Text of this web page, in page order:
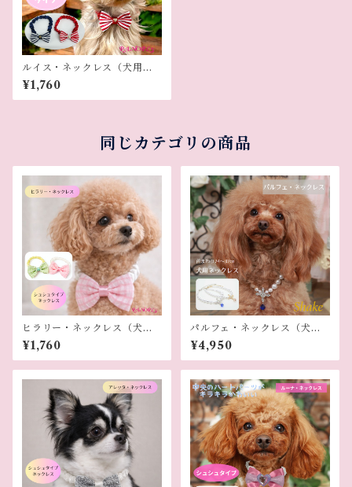
ルイス・ネックレス（犬用ネ
ックレス）
¥1,760
同じカテゴリの商品
ヒラリー・ネックレス（犬用
ネックレス）
¥1,760
パルフェ・ネックレス（犬用
ネックレス）
¥4,950